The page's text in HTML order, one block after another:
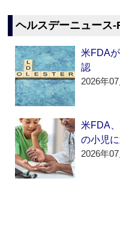
ヘルスデーニュース
米FDA
認
2026年
米FDA
の小児
2026年